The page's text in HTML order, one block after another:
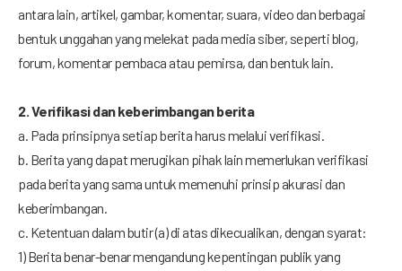
antara lain, artikel, gambar, komentar, suara, video dan berbagai
bentuk unggahan yang melekat pada media siber, seperti blog,
forum, komentar pembaca atau pemirsa, dan bentuk lain.
2. Verifikasi dan keberimbangan berita
a. Pada prinsipnya setiap berita harus melalui verifikasi.
b. Berita yang dapat merugikan pihak lain memerlukan verifikasi
pada berita yang sama untuk memenuhi prinsip akurasi dan
keberimbangan.
c. Ketentuan dalam butir (a) di atas dikecualikan, dengan syarat:
1) Berita benar-benar mengandung kepentingan publik yang